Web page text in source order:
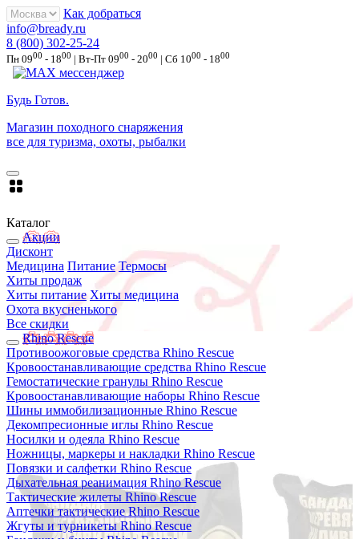
Как добраться
info@bready.ru
8 (800) 302-25-24
Пн 0900 - 1800 | Вт-Пт 0900 - 2000 | Сб 1000 - 1800
Будь Готов.
Магазин походного снаряжения
все для туризма, охоты, рыбалки
Каталог
Акции
Дисконт
Медицина Питание Термосы
Хиты продаж
Хиты питание Хиты медицина
Охота вкусненького
Все скидки
Rhino Rescue
Противоожоговые средства Rhino Rescue
Кровоостанавливающие средства Rhino Rescue
Гемостатические гранулы Rhino Rescue
Кровоостанавливающие наборы Rhino Rescue
Шины иммобилизационные Rhino Rescue
Декомпресионные иглы Rhino Rescue
Носилки и одеяла Rhino Rescue
Ножницы, маркеры и накладки Rhino Rescue
Повязки и салфетки Rhino Rescue
Дыхательная реанимация Rhino Rescue
Тактические жилеты Rhino Rescue
Аптечки тактические Rhino Rescue
Жгуты и турникеты Rhino Rescue